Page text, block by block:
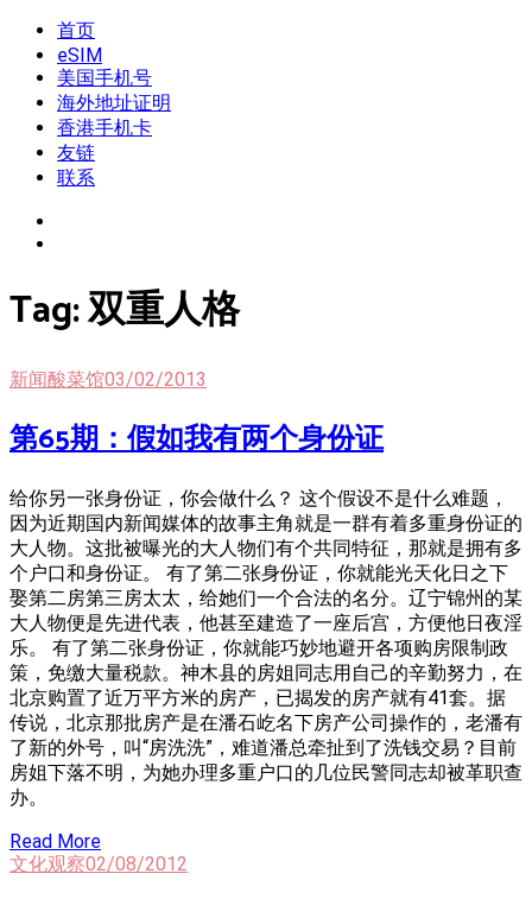
Skip
content
我是王掌柜
新闻酸菜馆|极客电台|自媒体联盟
首页
eSIM
美国手机号
海外地址证明
香港手机卡
友链
联系
Tag:双重人格
新闻酸菜馆03/02/2013
第65期：假如我有两个身份证
给你另一张身份证，你会做什么？ 这个假设不是什么难题，
因为近期国内新闻媒体的故事主角就是一群有着多重身份证的
大人物。这批被曝光的大人物们有个共同特征，那就是拥有多
个户口和身份证。 有了第二张身份证，你就能光天化日之下
娶第二房第三房太太，给她们一个合法的名分。辽宁锦州的某
大人物便是先进代表，他甚至建造了一座后宫，方便他日夜淫
乐。 有了第二张身份证，你就能巧妙地避开各项购房限制政
策，免缴大量税款。神木县的房姐同志用自己的辛勤努力，在
北京购置了近万平方米的房产，已揭发的房产就有41套。据
传说，北京那批房产是在潘石屹名下房产公司操作的，老潘有
了新的外号，叫“房洗洗”，难道潘总牵扯到了洗钱交易？目前
房姐下落不明，为她办理多重户口的几位民警同志却被革职查
办。
Read More
文化观察02/08/2012